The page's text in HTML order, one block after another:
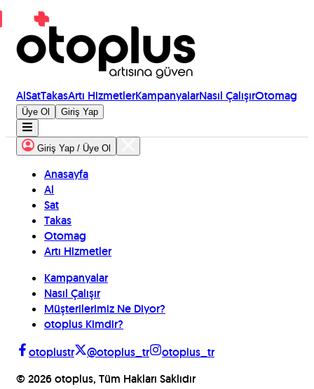
AlSatTakasArtı HizmetlerKampanyalarNasıl ÇalışırOtomag
Üye Ol Giriş Yap
Giriş Yap / Üye Ol
Anasayfa
Al
Sat
Takas
Otomag
Artı Hizmetler
Kampanyalar
Nasıl Çalışır
Müşterilerimiz Ne Diyor?
otoplus Kimdir?
otoplustr
@otoplus_tr
otoplus_tr
© 2026 otoplus, Tüm Hakları Saklıdır